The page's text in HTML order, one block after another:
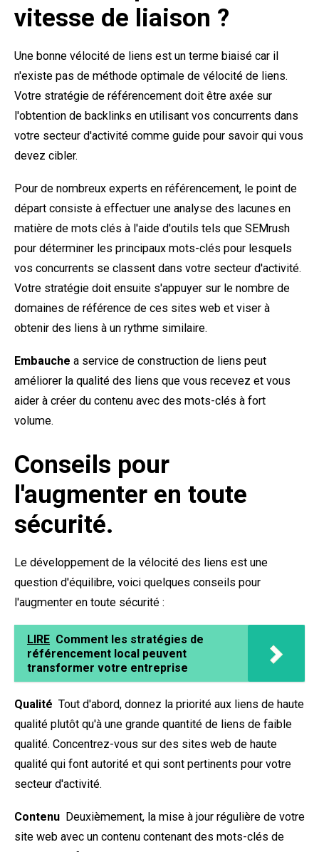
vitesse de liaison ?
Une bonne vélocité de liens est un terme biaisé car il
n'existe pas de méthode optimale de vélocité de liens.
Votre stratégie de référencement doit être axée sur
l'obtention de backlinks en utilisant vos concurrents dans
votre secteur d'activité comme guide pour savoir qui vous
devez cibler.
Pour de nombreux experts en référencement, le point de
départ consiste à effectuer une analyse des lacunes en
matière de mots clés à l'aide d'outils tels que SEMrush
pour déterminer les principaux mots-clés pour lesquels
vos concurrents se classent dans votre secteur d'activité.
Votre stratégie doit ensuite s'appuyer sur le nombre de
domaines de référence de ces sites web et viser à
obtenir des liens à un rythme similaire.
Embauche a service de construction de liens peut
améliorer la qualité des liens que vous recevez et vous
aider à créer du contenu avec des mots-clés à fort
volume.
Conseils pour
l'augmenter en toute
sécurité.
Le développement de la vélocité des liens est une
question d'équilibre, voici quelques conseils pour
l'augmenter en toute sécurité :
LIRE Comment les stratégies de
référencement local peuvent
transformer votre entreprise
Qualité Tout d'abord, donnez la priorité aux liens de haute
qualité plutôt qu'à une grande quantité de liens de faible
qualité. Concentrez-vous sur des sites web de haute
qualité qui font autorité et qui sont pertinents pour votre
secteur d'activité.
Contenu Deuxièmement, la mise à jour régulière de votre
site web avec un contenu contenant des mots-clés de